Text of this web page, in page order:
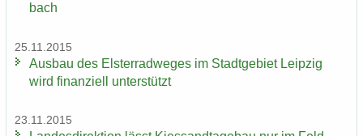
bach
25.11.2015
Aus­bau des Els­ter­rad­we­ges im Stadt­ge­biet Leip­zig
wird fi­nan­zi­ell un­ter­stützt
23.11.2015